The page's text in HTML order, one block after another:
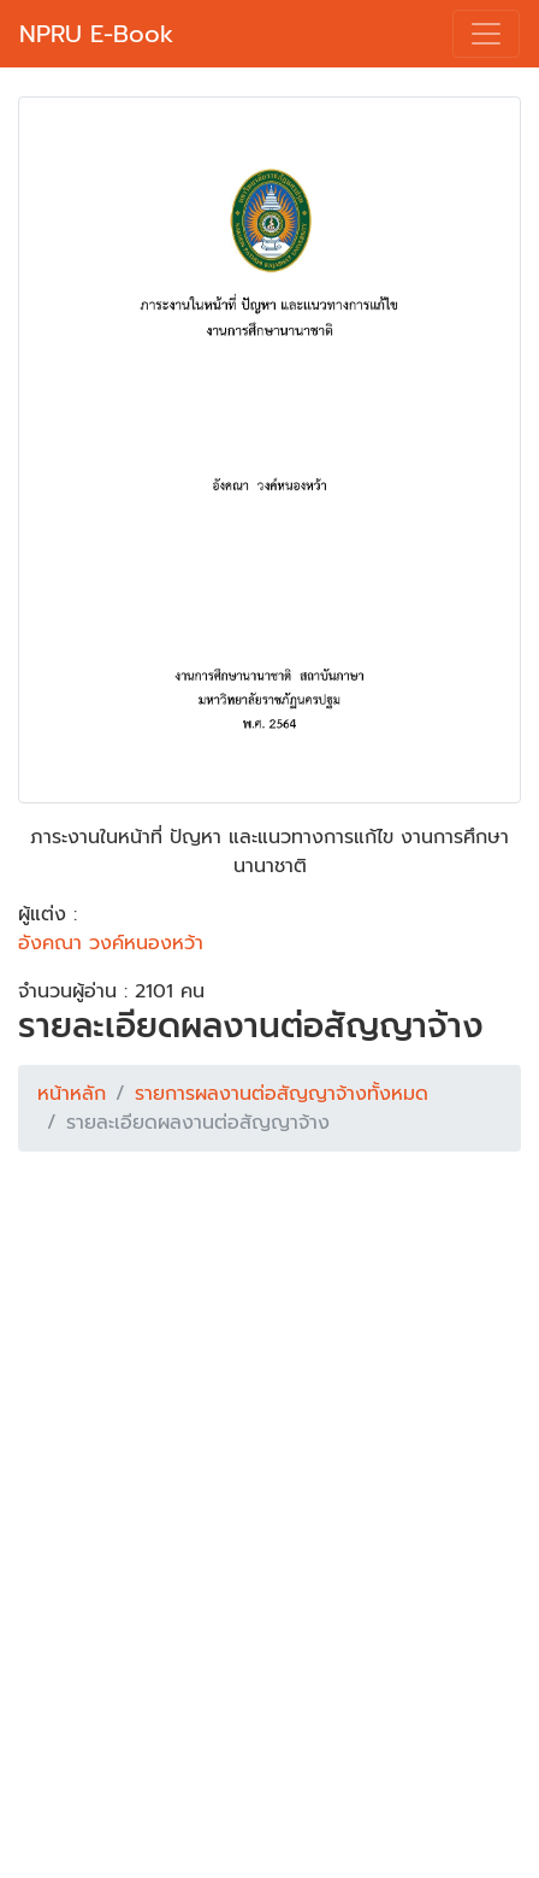
NPRU E-Book
ภาระงานในหน้าที่ ปัญหา และแนวทางการแก้ไข งานการศึกษา
นานาชาติ
ผู้แต่ง :
อังคณา วงค์หนองหว้า
จำนวนผู้อ่าน : 2101 คน
รายละเอียดผลงานต่อสัญญาจ้าง
หน้าหลัก
รายการผลงานต่อสัญญาจ้างทั้งหมด
รายละเอียดผลงานต่อสัญญาจ้าง